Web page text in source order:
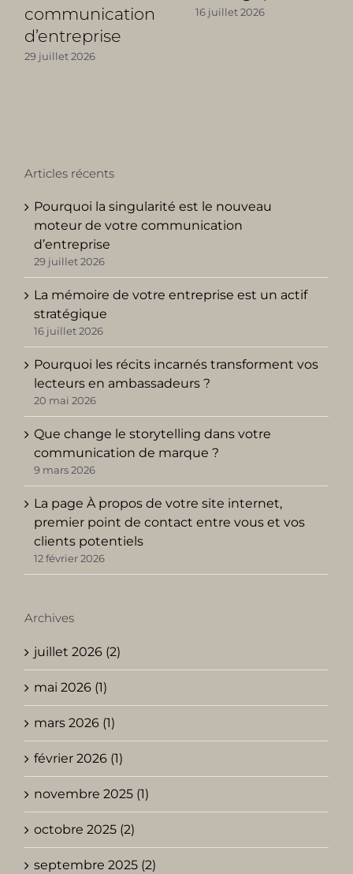
communication
d’entreprise
29 juillet 2026
16 juillet 2026
Articles récents
Pourquoi la singularité est le nouveau
moteur de votre communication
d’entreprise
29 juillet 2026
La mémoire de votre entreprise est un actif
stratégique
16 juillet 2026
Pourquoi les récits incarnés transforment vos
lecteurs en ambassadeurs ?
20 mai 2026
Que change le storytelling dans votre
communication de marque ?
9 mars 2026
La page À propos de votre site internet,
premier point de contact entre vous et vos
clients potentiels
12 février 2026
Archives
juillet 2026 (2)
mai 2026 (1)
mars 2026 (1)
février 2026 (1)
novembre 2025 (1)
octobre 2025 (2)
septembre 2025 (2)